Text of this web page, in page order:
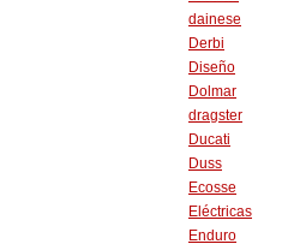
dainese
Derbi
Diseño
Dolmar
dragster
Ducati
Duss
Ecosse
Eléctricas
Enduro